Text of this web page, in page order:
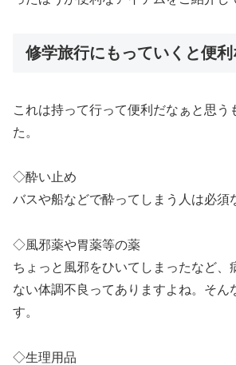
修学旅行にもっていくと便利
これは持って行って便利だなぁと思う
た。
◇酔い止め
バスや船などで酔ってしまう人は必須
◇風邪薬や胃薬等の薬
ちょっと風邪をひいてしまったなど、
ない体調不良ってありますよね。そん
す。
◇生理用品